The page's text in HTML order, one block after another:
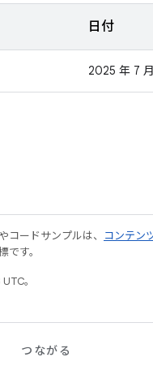
日付
2025 年 7
コードサンプルは、 コンテン
です。
。
つながる